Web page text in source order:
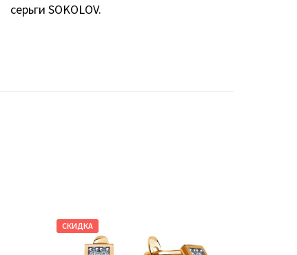
серьги SOKOLOV.
СКИДКА